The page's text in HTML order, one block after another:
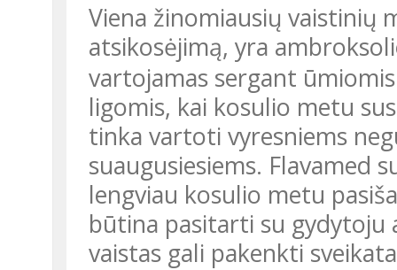
Viena žinomiausių vaistinių medžiagų, padedančių palengvinti
atsikosėjimą, yra
vartojamas sergant
ligomis, kai kosulio metu
tinka vartoti vyresniems
suaugusiesiems. Flavamed
lengviau kosulio metu
būtina pasitarti su gydytoju
vaistas gali pakenkti